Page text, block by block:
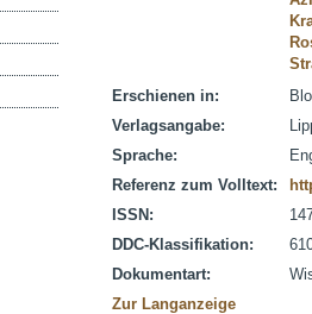
Erschienen in:
Verlagsangabe:
Sprache:
Referenz zum Volltext:
ISSN:
DDC-Klassifikation:
Dokumentart:
Zur Langanzeige